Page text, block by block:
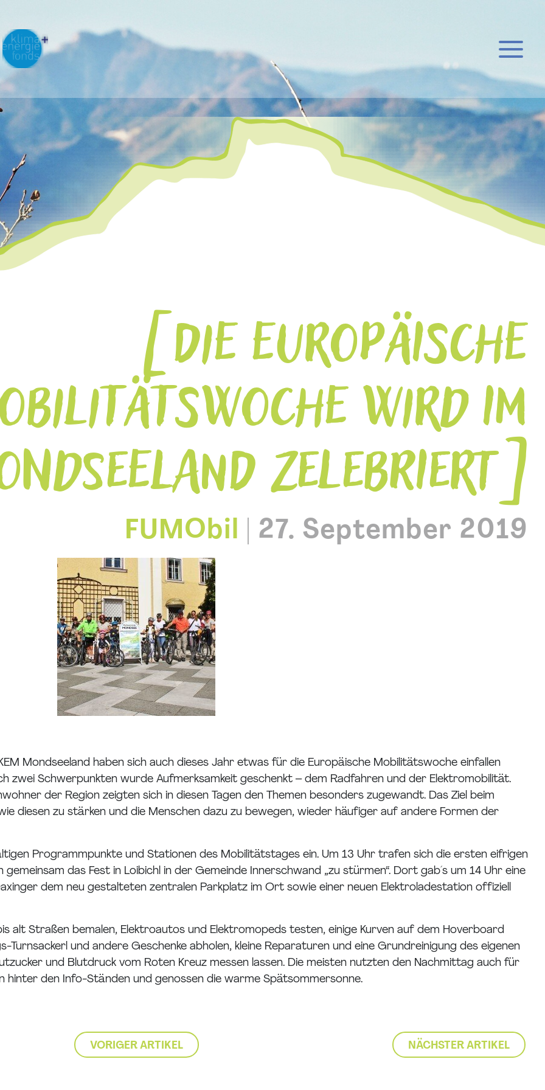
DIE EUROPÄISCHE
WIRD IM
ZELEBRIERT
FUMObil 27. September 2019
Mondseeland haben sich auch dieses Jahr etwas für die Europäische Mobilitätswoche einfallen
zwei Schwerpunkten wurde Aufmerksamkeit geschenkt – dem Radfahren und der Elektromobilität.
der Region zeigten sich in diesen Tagen den Themen besonders zugewandt. Das Ziel beim
diesen zu stärken und die Menschen dazu zu bewegen, wieder häufiger auf andere Formen der
Programmpunkte und Stationen des Mobilitätstages ein. Um 13 Uhr trafen sich die ersten eifrigen
das Fest in Loibichl in der Gemeinde Innerschwand „zu stürmen“. Dort gab´s um 14 Uhr eine
dem neu gestalteten zentralen Parkplatz im Ort sowie einer neuen Elektroladestation offiziell
alt Straßen bemalen, Elektroautos und Elektromopeds testen, einige Kurven auf dem Hoverboard
und andere Geschenke abholen, kleine Reparaturen und eine Grundreinigung des eigenen
und Blutdruck vom Roten Kreuz messen lassen. Die meisten nutzten den Nachmittag auch für
hinter den Info-Ständen und genossen die warme Spätsommersonne.
VORIGER ARTIKEL NÄCHSTER ARTIKEL